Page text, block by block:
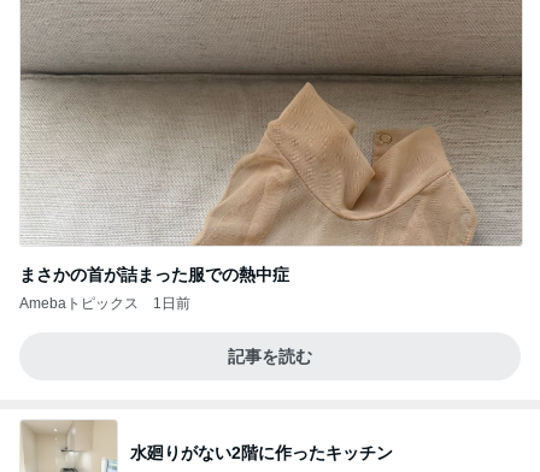
まさかの首が詰まった服での熱中症
Amebaトピックス 1日前
記事を読む
水廻りがない2階に作ったキッチン